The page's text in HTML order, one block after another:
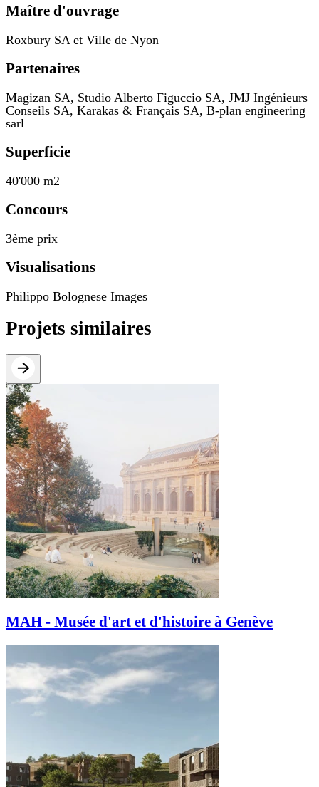
Maître d'ouvrage
Roxbury SA et Ville de Nyon
Partenaires
Magizan SA, Studio Alberto Figuccio SA, JMJ Ingénieurs
Conseils SA, Karakas & Français SA, B-plan engineering
sarl
Superficie
40'000 m2
Concours
3ème prix
Visualisations
Philippo Bolognese Images
Projets similaires
MAH - Musée d'art et d'histoire à Genève